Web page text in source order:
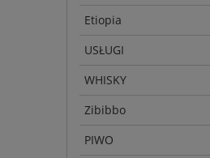
Etiopia
USŁUGI
WHISKY
Zibibbo
PIWO